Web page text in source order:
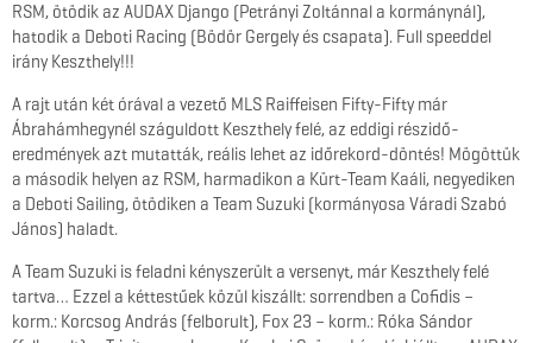
RSM, ötödik az AUDAX Django (Petrányi Zoltánnal a kormánynál),
hatodik a Deboti Racing (Bödör Gergely és csapata). Full speeddel
irány Keszthely!!!
A rajt után két órával a vezető MLS Raiffeisen Fifty-Fifty már
Ábrahámhegynél száguldott Keszthely felé, az eddigi részidő-
eredmények azt mutatták, reális lehet az időrekord-döntés! Mögöttük
a második helyen az RSM, harmadikon a Kürt-Team Kaáli, negyediken
a Deboti Sailing, ötödiken a Team Suzuki (kormányosa Váradi Szabó
János) haladt.
A Team Suzuki is feladni kényszerült a versenyt, már Keszthely felé
tartva… Ezzel a kéttestűek közül kiszállt: sorrendben a Cofidis –
korm.: Korcsog András (felborult), Fox 23 – korm.: Róka Sándor